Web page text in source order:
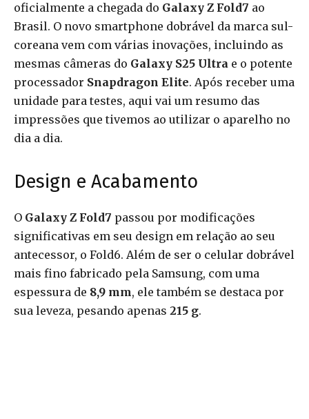
oficialmente a chegada do Galaxy Z Fold7 ao
Brasil. O novo smartphone dobrável da marca sul-
coreana vem com várias inovações, incluindo as
mesmas câmeras do Galaxy S25 Ultra e o potente
processador Snapdragon Elite. Após receber uma
unidade para testes, aqui vai um resumo das
impressões que tivemos ao utilizar o aparelho no
dia a dia.
Design e Acabamento
O Galaxy Z Fold7 passou por modificações
significativas em seu design em relação ao seu
antecessor, o Fold6. Além de ser o celular dobrável
mais fino fabricado pela Samsung, com uma
espessura de 8,9 mm, ele também se destaca por
sua leveza, pesando apenas 215 g.